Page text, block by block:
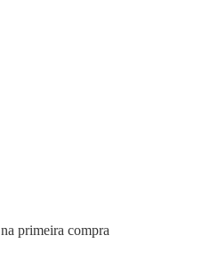
na primeira compra